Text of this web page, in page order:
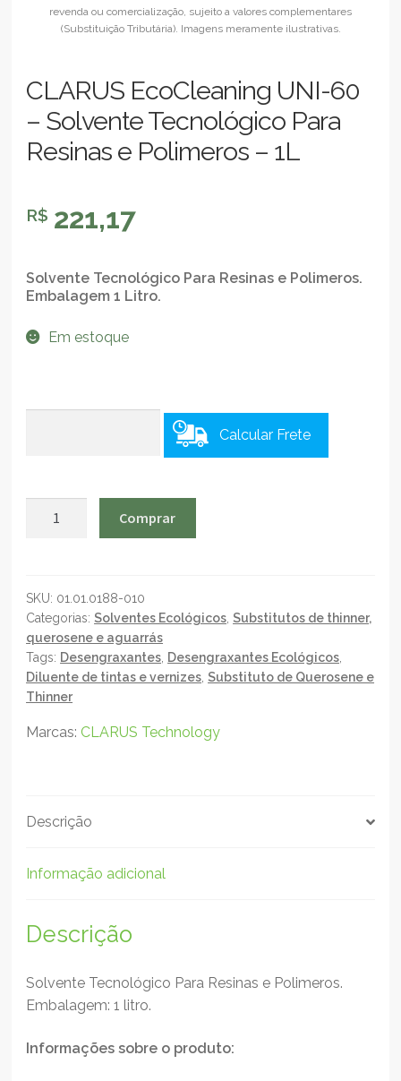
CLARUS EcoCleaning UNI-60
– Solvente Tecnológico Para
Resinas e Polimeros – 1L
R$ 221,17
Solvente Tecnológico Para Resinas e Polimeros.
Embalagem 1 Litro.
Em estoque
Calcular Frete
-
Solvente
Tecnológico
Para
Resinas
Polimeros
Comprar
SKU: 01.01.0188-010
Categorias:Solventes Ecológicos,Substitutos de thinner,
querosene e aguarrás
Tags: Desengraxantes, Desengraxantes Ecológicos,
Diluente de tintas e vernizes,Substituto de Querosene e
Thinner
Marcas: CLARUS Technology
Descrição
Informação adicional
Descrição
Solvente Tecnológico Para Resinas e Polimeros.
Embalagem: 1 litro.
Informações sobre o produto: